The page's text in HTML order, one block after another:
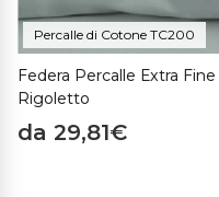
Percalle di Cotone TC200
Federa Percalle Extra
Rigoletto
da 29,81€